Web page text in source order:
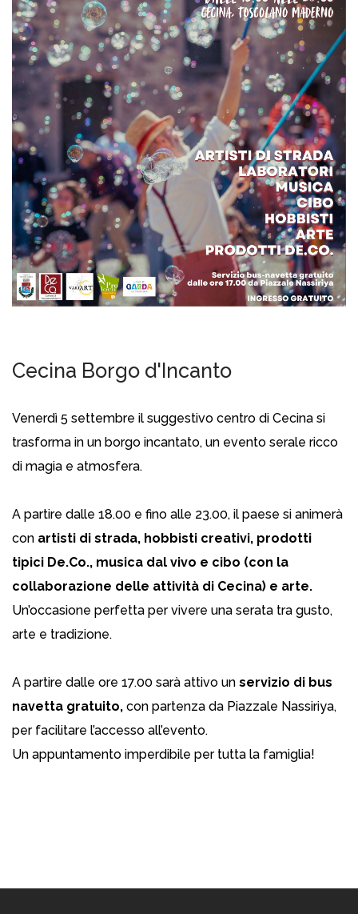
Cecina Borgo d'Incanto
Venerdì 5 settembre il suggestivo centro di Cecina si
trasforma in un borgo incantato, un evento serale ricco
di magia e atmosfera.
A partire dalle 18.00 e fino alle 23.00, il paese si animerà
con artisti di strada, hobbisti creativi, prodotti
tipici De.Co., musica dal vivo e cibo (con la
collaborazione delle attività di Cecina) e arte.
Un’occasione perfetta per vivere una serata tra gusto,
arte e tradizione.
A partire dalle ore 17.00 sarà attivo un servizio di bus
navetta gratuito, con partenza da Piazzale Nassiriya,
per facilitare l’accesso all’evento.
Un appuntamento imperdibile per tutta la famiglia!